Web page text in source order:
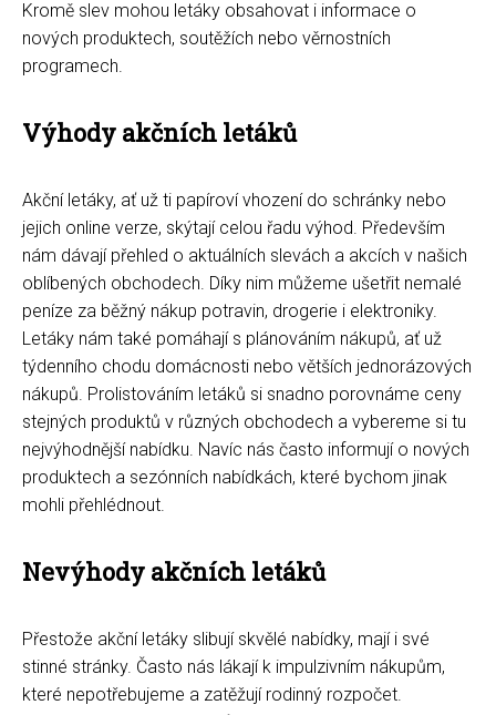
Kromě slev mohou letáky obsahovat i informace o
nových produktech, soutěžích nebo věrnostních
programech.
Výhody akčních letáků
Akční letáky, ať už ti papíroví vhození do schránky nebo
jejich online verze, skýtají celou řadu výhod. Především
nám dávají přehled o aktuálních slevách a akcích v našich
oblíbených obchodech. Díky nim můžeme ušetřit nemalé
peníze za běžný nákup potravin, drogerie i elektroniky.
Letáky nám také pomáhají s plánováním nákupů, ať už
týdenního chodu domácnosti nebo větších jednorázových
nákupů. Prolistováním letáků si snadno porovnáme ceny
stejných produktů v různých obchodech a vybereme si tu
nejvýhodnější nabídku. Navíc nás často informují o nových
produktech a sezónních nabídkách, které bychom jinak
mohli přehlédnout.
Nevýhody akčních letáků
Přestože akční letáky slibují skvělé nabídky, mají i své
stinné stránky. Často nás lákají k impulzivním nákupům,
které nepotřebujeme a zatěžují rodinný rozpočet.